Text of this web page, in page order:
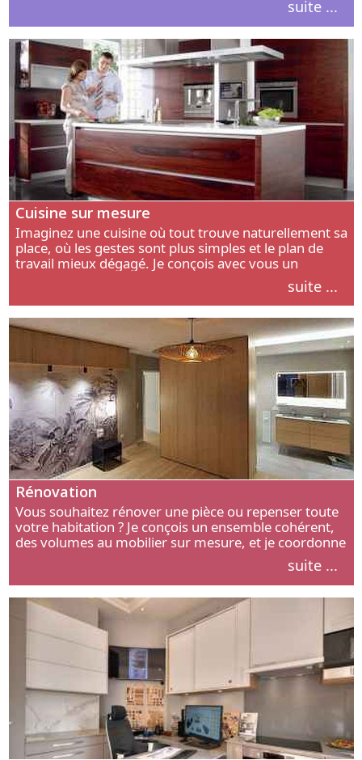
suite ...
Cuisine sur mesure
Imaginez une cuisine où tout trouve naturellement sa
place, où les gestes sont plus simples et le plan de
travail mieux dégagé. Je conçois avec vous un
aménagement adapté à votre manière de cuisiner, de
suite ...
Rénovation
Vous souhaitez rénover une pièce ou repenser toute
votre habitation ? Je conçois un ensemble cohérent,
des volumes au mobilier sur mesure, et je coordonne
suite ...